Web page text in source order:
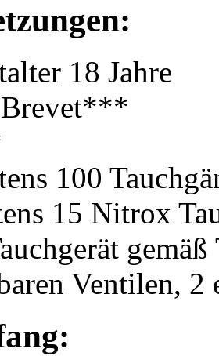
18 Jahre
100
15 Nitrox
Ventilen,